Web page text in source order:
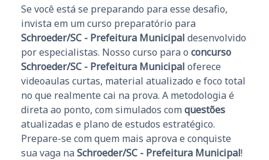
Se você está se preparando para esse desafio,
invista em um curso preparatório para
Schroeder/SC - Prefeitura Municipal desenvolvido
por especialistas. Nosso curso para o concurso
Schroeder/SC - Prefeitura Municipal oferece
videoaulas curtas, material atualizado e foco total
no que realmente cai na prova. A metodologia é
direta ao ponto, com simulados com questões
atualizadas e plano de estudos estratégico.
Prepare-se com quem mais aprova e conquiste
sua vaga na Schroeder/SC - Prefeitura Municipal!